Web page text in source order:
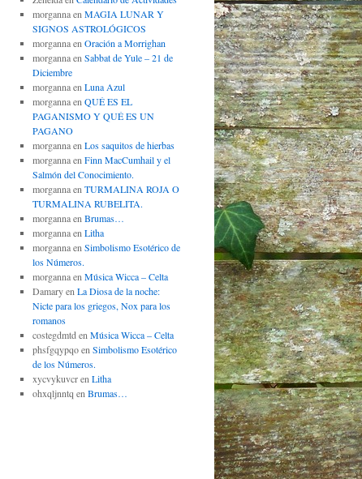
morgannaen MAGIA LUNAR Y
SIGNOS ASTROLÓGICOS
morgannaen Oración a Morrighan
morgannaen Sabbat de Yule – 21 de
Diciembre
morgannaen Luna Azul
morgannaen QUÉ ES EL
PAGANISMO Y QUÉ ES UN
PAGANO
morgannaen Los saquitos de hierbas
morgannaen Finn MacCumhail y el
Salmón del Conocimiento.
morgannaen TURMALINA ROJA O
TURMALINA RUBELITA.
morgannaen Brumas…
morgannaen Litha
morgannaen Simbolismo Esotérico de
los Números.
morgannaen Música Wicca – Celta
Damaryen La Diosa de la noche:
Nicte para los griegos, Nox para los
romanos
costegdmtd en Música Wicca – Celta
phsfgqypqoen Simbolismo Esotérico
de los Números.
xycvykuvcren Litha
ohxqljnntq en Brumas…